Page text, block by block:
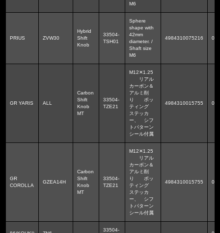
M6
PRIUS ZVW30
Hybrid
Shift
Knob
33504-
TSH01
Sphere
shape with
42mm
diameter. /
Shaft size
M6
4984310075216 0.1
GR YARIS ALL
Carbon
Shift
Knob
MT
33504-
TZE21
M12✕1.25
リアル
カーボン＆
アルミ削
り ポッ
ティング
ステッカ
ー、 シフ
トパターン
シール付属
4984310015755 0.1
GR
COROLLA
GZEA14H
Carbon
Shift
Knob
MT
33504-
TZE21
M12✕1.25
リアル
カーボン＆
アルミ削
り ポッ
ティング
ステッカ
ー、 シフ
トパターン
シール付属
4984310015755 0.1
33504-